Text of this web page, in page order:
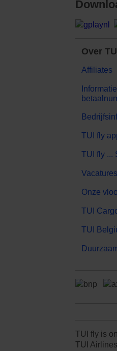
Over
Affiliates
TUI fly
TUI fly ...
Vacatures
Onze
TUI
TUI
TUI fly is
TUI